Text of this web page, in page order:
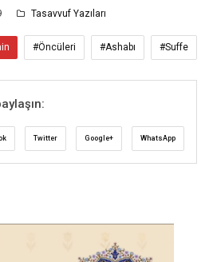
Tasavvuf Yazıları
#Öncüleri #Ashabı #Suffe
Twitter Google+ WhatsApp